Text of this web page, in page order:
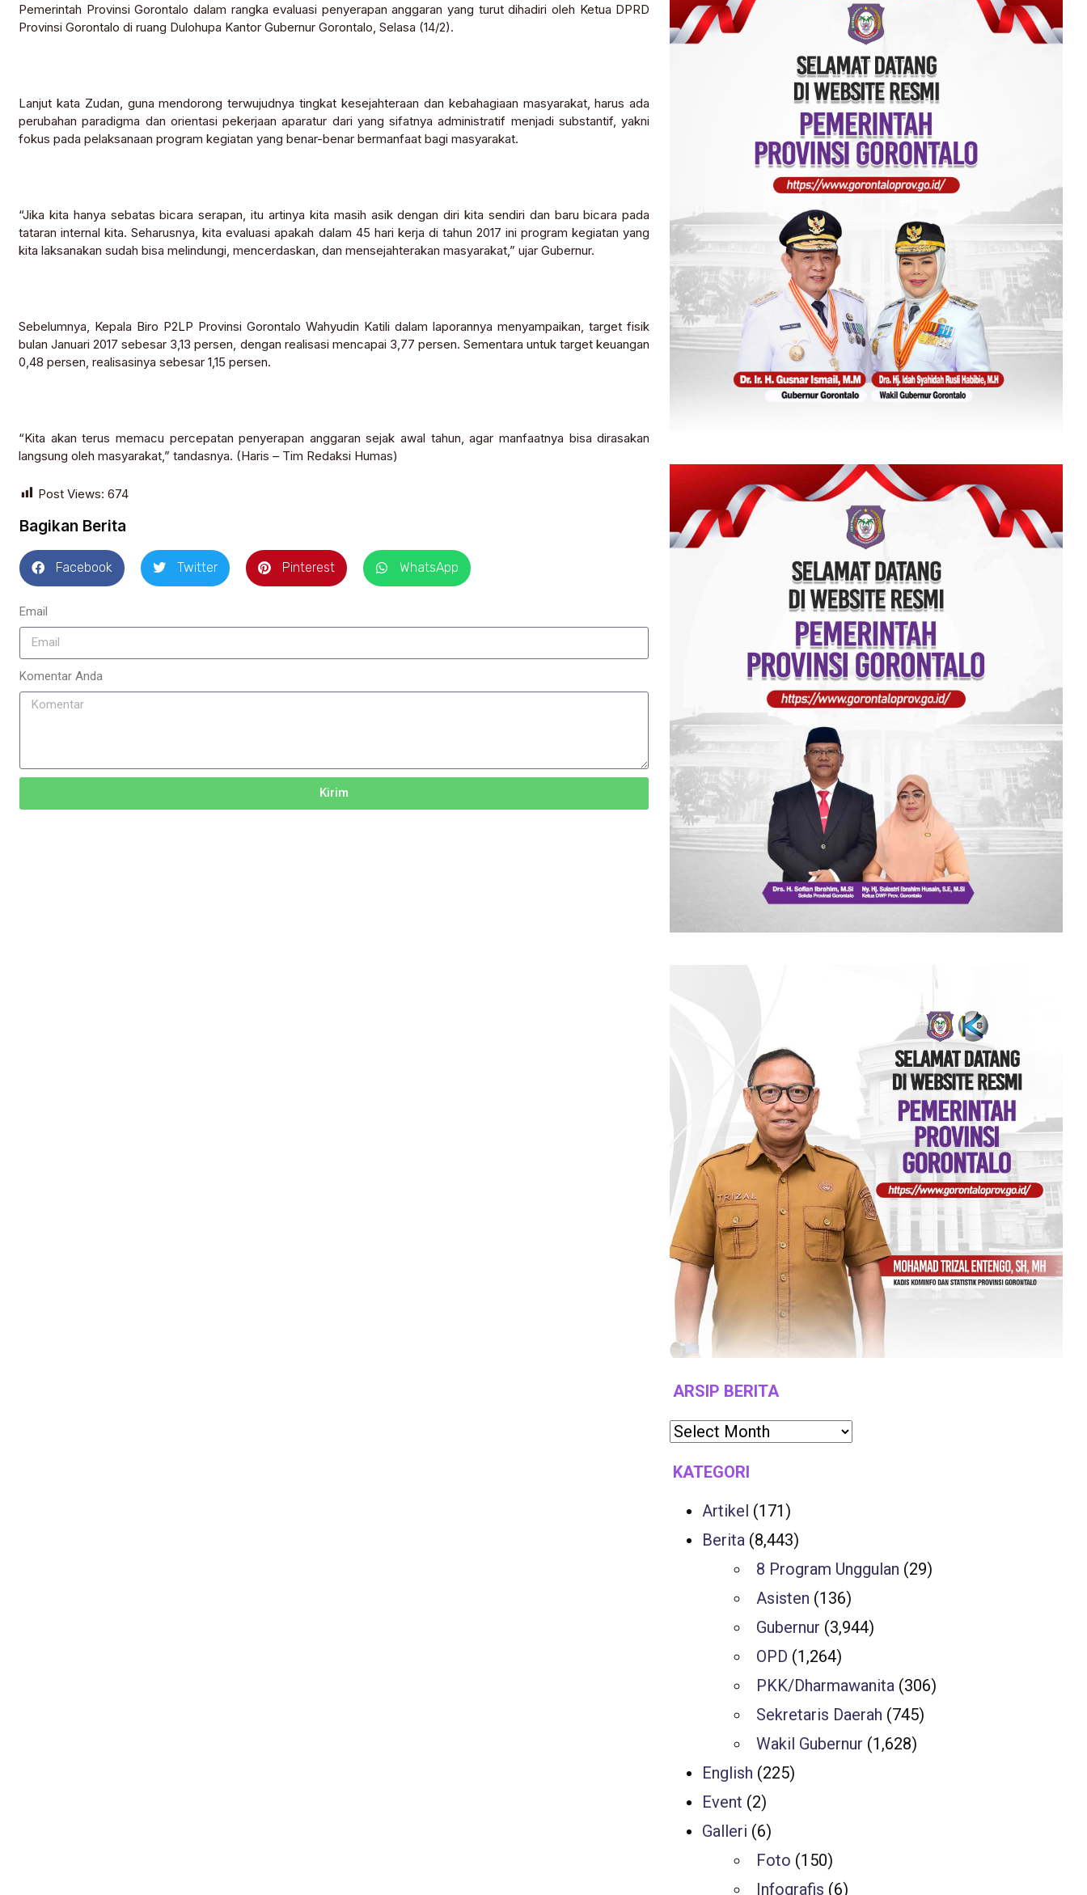
Pemerintah Provinsi Gorontalo dalam rangka evaluasi penyerapan anggaran yang turut dihadiri oleh Ketua DPRD
Provinsi Gorontalo di ruang Dulohupa Kantor Gubernur Gorontalo, Selasa (14/2).
Lanjut kata Zudan, guna mendorong terwujudnya tingkat kesejahteraan dan kebahagiaan masyarakat, harus ada
perubahan paradigma dan orientasi pekerjaan aparatur dari yang sifatnya administratif menjadi substantif, yakni
fokus pada pelaksanaan program kegiatan yang benar-benar bermanfaat bagi masyarakat.
“Jika kita hanya sebatas bicara serapan, itu artinya kita masih asik dengan diri kita sendiri dan baru bicara pada
tataran internal kita. Seharusnya, kita evaluasi apakah dalam 45 hari kerja di tahun 2017 ini program kegiatan yang
kita laksanakan sudah bisa melindungi, mencerdaskan, dan mensejahterakan masyarakat,” ujar Gubernur.
Sebelumnya, Kepala Biro P2LP Provinsi Gorontalo Wahyudin Katili dalam laporannya menyampaikan, target fisik
bulan Januari 2017 sebesar 3,13 persen, dengan realisasi mencapai 3,77 persen. Sementara untuk target keuangan
0,48 persen, realisasinya sebesar 1,15 persen.
“Kita akan terus memacu percepatan penyerapan anggaran sejak awal tahun, agar manfaatnya bisa dirasakan
langsung oleh masyarakat,” tandasnya. (Haris – Tim Redaksi Humas)
Post Views: 674
Bagikan Berita
Facebook Twitter Pinterest WhatsApp
Email
Komentar Anda
Kirim
ARSIP BERITA
KATEGORI
Artikel (171)
Berita (8,443)
8 Program Unggulan (29)
Asisten (136)
Gubernur (3,944)
OPD (1,264)
PKK/Dharmawanita (306)
Sekretaris Daerah (745)
Wakil Gubernur (1,628)
English (225)
Event (2)
Galleri (6)
Foto (150)
Infografis (6)